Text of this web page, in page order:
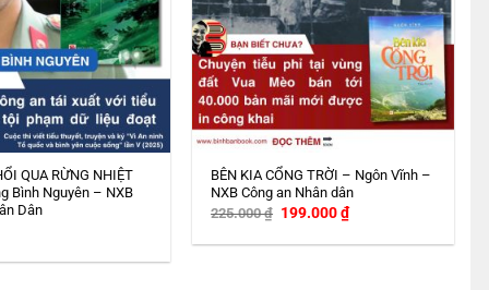
QUA RỪNG NHIỆT
Bình Nguyên – NXB
Dân
BÊN KIA CỔNG TRỜI – Ngôn Vĩnh –
NXB Công an Nhân dân
225.000₫ Giá
là:
199.000₫Giá
hiện
tại